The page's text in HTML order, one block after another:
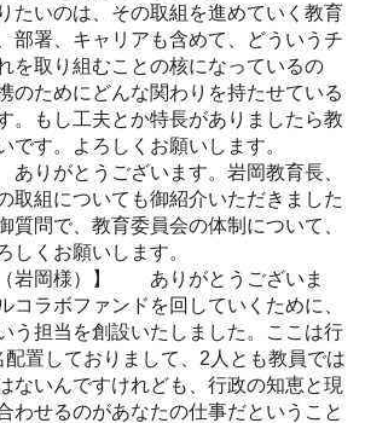
たいのは、その取組を進めていく教育
部署、キャリアも含めて、どういうチ
を取り組むことの核になっているの
のためにどんな関わりを持たせている
。もし工夫とか特長がありましたら教
です。よろしくお願いします。
りがとうございます。岩岡教育長、
取組についても御紹介いただきました
質問で、教育委員会の体制について、
しくお願いします。
（岩岡様）】 ありがとうございま
コラボファンドを回していくために、
う担当を創設いたしました。ここは行
置しておりまして、2人とも教員では
ないんですけれども、行政の知恵と現
わせるのがあなたの仕事だということ